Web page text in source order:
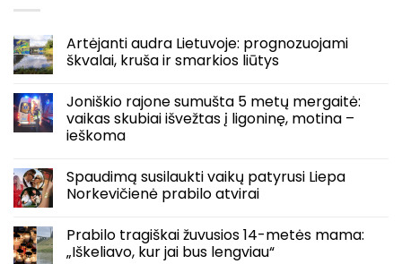
Artėjanti audra Lietuvoje: prognozuojami
škvalai, kruša ir smarkios liūtys
Joniškio rajone sumušta 5 metų mergaitė:
vaikas skubiai išvežtas į ligoninę, motina –
ieškoma
Spaudimą susilaukti vaikų patyrusi Liepa
Norkevičienė prabilo atvirai
Prabilo tragiškai žuvusios 14-metės mama:
„Iškeliavo, kur jai bus lengviau“